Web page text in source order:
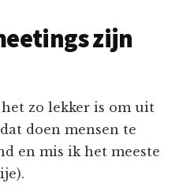
zijn
zo lekker is om uit
doen mensen te
en mis ik het meeste